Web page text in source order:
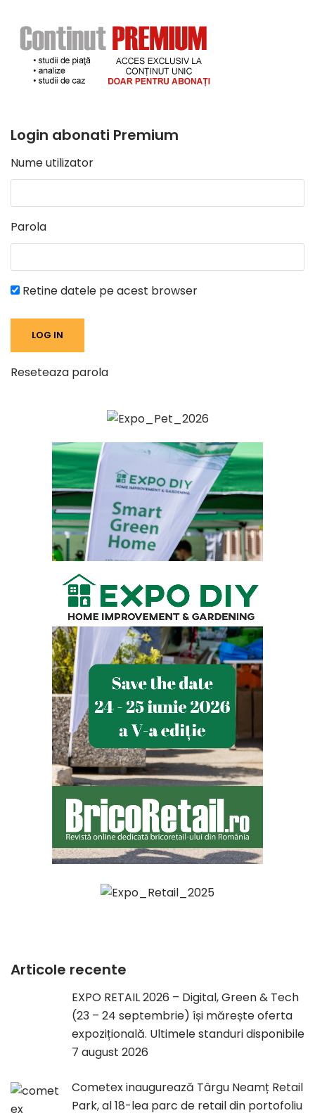
Login abonati Premium
Nume utilizator
Parola
Retine datele pe acest browser
Reseteaza parola
Articole recente
EXPO RETAIL 2026 – Digital, Green & Tech
(23 – 24 septembrie) își mărește oferta
expozițională. Ultimele standuri disponibile
7 august 2026
Cometex inaugurează Târgu Neamț Retail
Park, al 18-lea parc de retail din portofoliu